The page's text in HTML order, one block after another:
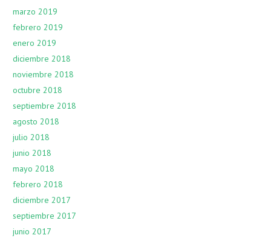
marzo 2019
febrero 2019
enero 2019
diciembre 2018
noviembre 2018
octubre 2018
septiembre 2018
agosto 2018
julio 2018
junio 2018
mayo 2018
febrero 2018
diciembre 2017
septiembre 2017
junio 2017